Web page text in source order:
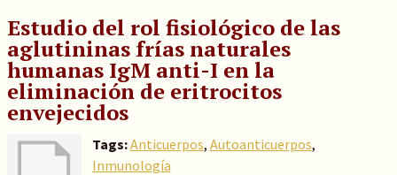
Estudio del rol fisiológico de las
aglutininas frías naturales
humanas IgM anti-I en la
eliminación de eritrocitos
envejecidos
Tags:Anticuerpos, Autoanticuerpos,
Inmunología